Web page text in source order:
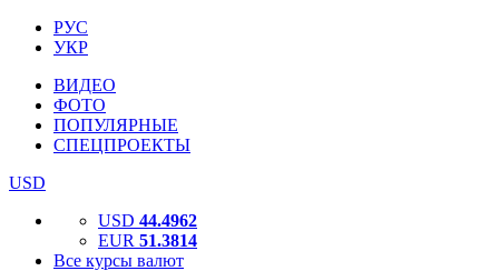
РУС
УКР
ВИДЕО
ФОТО
ПОПУЛЯРНЫЕ
СПЕЦПРОЕКТЫ
USD
USD 44.4962
EUR 51.3814
Все курсы валют